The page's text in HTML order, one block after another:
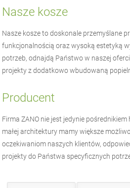
Nasze kosze
Nasze kosze to doskonale przemyślane
funkcjonalnością oraz wysoką estetyką
potrzeb, odnajdą Państwo w naszej
projekty z dodatkowo wbudowaną
Producent
FirmaZANO nie jest jedynie
małej architektury mamy większe
oczekiwaniom naszych klientów,
projekty do Państwa specyficznych